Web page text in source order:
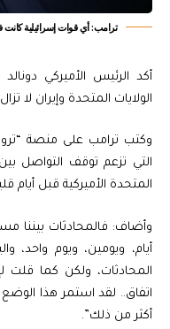
‏ترامب: أي قوات إسرائيلية
أكد الرئيس الأميركي دونالد
الولايات المتحدة وإيران
وكتب ترامب على منصة “تروث
التي تزعم توقف التواصل بين
المتحدة الأميركية قبل أيام
وأضاف: فالمحادثات بيننا
أيام، ويومين، ويوم واحد،
المحادثات، ولكن كما قلت
أكثر من ذلك”.